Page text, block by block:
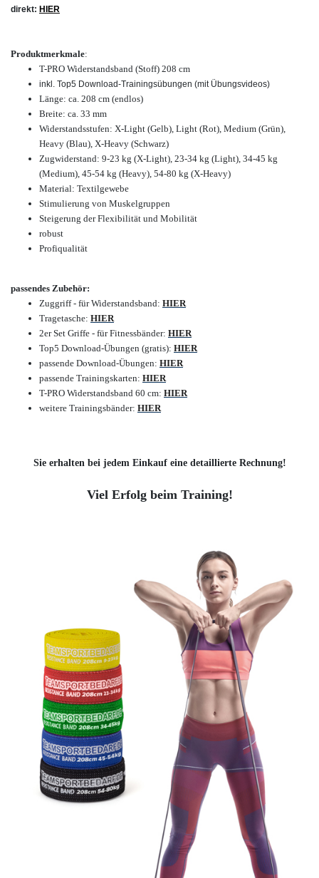
direkt: HIER
Produktmerkmale:
T-PRO Widerstandsband (Stoff) 208 cm
inkl. Top5 Download-Trainingsübungen (mit Übungsvideos)
Länge: ca. 208 cm (endlos)
Breite: ca. 33 mm
Widerstandsstufen: X-Light (Gelb), Light (Rot), Medium (Grün),
Heavy (Blau), X-Heavy (Schwarz)
Zugwiderstand: 9-23 kg (X-Light), 23-34 kg (Light), 34-45 kg
(Medium), 45-54 kg (Heavy), 54-80 kg (X-Heavy)
Material: Textilgewebe
Stimulierung von Muskelgruppen
Steigerung der Flexibilität und Mobilität
robust
Profiqualität
passendes Zubehör:
Zuggriff - für Widerstandsband: HIER
Tragetasche: HIER
2er Set Griffe - für Fitnessbänder: HIER
Top5 Download-Übungen (gratis): HIER
passende Download-Übungen: HIER
passende Trainingskarten: HIER
T-PRO Widerstandsband 60 cm: HIER
weitere Trainingsbänder: HIER
Sie erhalten bei jedem Einkauf eine detaillierte Rechnung!
Viel Erfolg beim Training!